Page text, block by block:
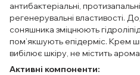
антибактеріальні,
регенерувальні властивості.
соняшника зміцнюють
пом’якшують епідерміс. Крем
вибілює шкіру, не містить
Активні компоненти: